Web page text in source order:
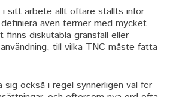
i sitt arbete allt oftare ställts inför
även termer med mycket
finns diskutabla gränsfall eller
till vilka TNC måste fatta
sig också i regel synnerligen väl för